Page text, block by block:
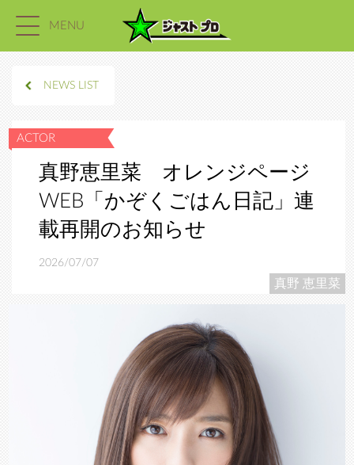
MENU
NEWS LIST
真野恵里菜 オレンジページ
WEB「かぞくごはん日記」連
載再開のお知らせ
2026/07/07
真野 恵里菜